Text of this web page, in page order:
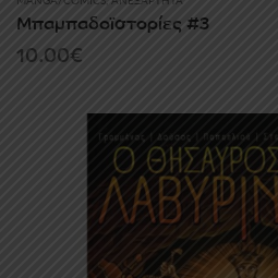
Μπαμπαδοϊστορίες #3
10.00€